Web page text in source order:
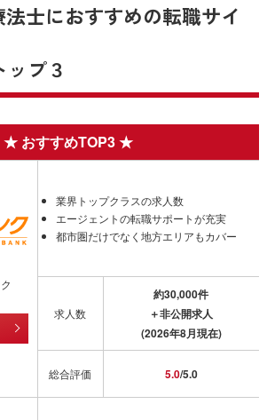
法士におすすめの転職サイ
プ３
業界トップクラスの求人数
エージェントの転職サポートが充実
都市圏だけでなく地方エリアもカバー
求人数
約30,000件
＋非公開求人
(2026年8月現在)
総合評価 5.0/5.0